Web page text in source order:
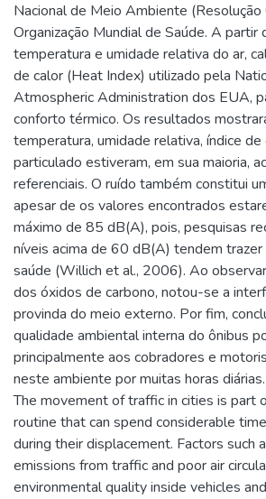
Nacional de Meio Ambiente
Organização Mundial de Saúde. A partir
temperatura e umidade relativa do ar,
de calor (Heat Index) utilizado pela
Atmospheric Administration dos EUA,
conforto térmico. Os resultados
temperatura, umidade relativa, índice
particulado estiveram, em sua maioria,
referenciais. O ruído também constitui
apesar de os valores encontrados
máximo de 85 dB(A), pois, pesquisas
níveis acima de 60 dB(A) tendem trazer
saúde (Willich et al., 2006). Ao
dos óxidos de carbono, notou-se a
provinda do meio externo. Por fim,
qualidade ambiental interna do ônibus
principalmente aos cobradores e
neste ambiente por muitas horas diárias.
The movement of traffic in cities is part
routine that can spend considerable
during their displacement. Factors such
emissions from traffic and poor air
environmental quality inside vehicles